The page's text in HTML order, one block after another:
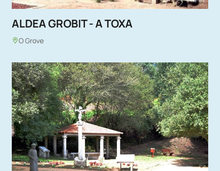
ALDEA GROBIT - A TOXA
O Grove